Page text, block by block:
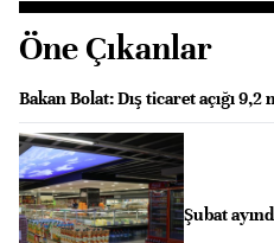
Öne Çıkanlar
Bakan Bolat: Dış ticaret açığı
Şubat